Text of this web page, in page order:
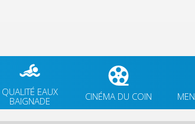
QUALITÉ EAUX
BAIGNADE
CINÉMA DU COIN